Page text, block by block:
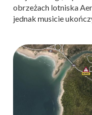
obrzeżach lotniska
jednak musicie